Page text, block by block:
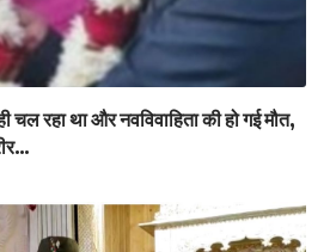
चल रहा था और नवविवाहिता की हो गई मौत,